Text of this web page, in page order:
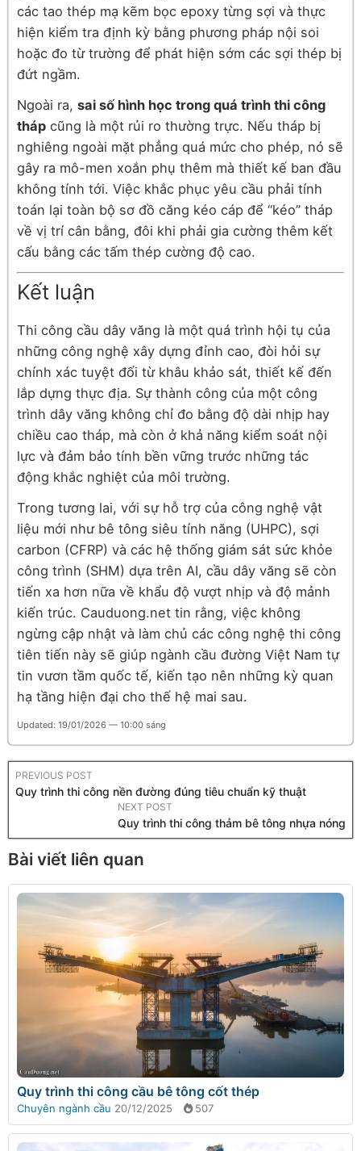
các tao thép mạ kẽm bọc epoxy từng sợi và thực
hiện kiểm tra định kỳ bằng phương pháp nội soi
hoặc đo từ trường để phát hiện sớm các sợi thép bị
đứt ngầm.
Ngoài ra, sai số hình học trong quá trình thi công
tháp cũng là một rủi ro thường trực. Nếu tháp bị
nghiêng ngoài mặt phẳng quá mức cho phép, nó sẽ
gây ra mô-men xoắn phụ thêm mà thiết kế ban đầu
không tính tới. Việc khắc phục yêu cầu phải tính
toán lại toàn bộ sơ đồ căng kéo cáp để “kéo” tháp
về vị trí cân bằng, đôi khi phải gia cường thêm kết
cấu bằng các tấm thép cường độ cao.
Kết luận
Thi công cầu dây văng là một quá trình hội tụ của
những công nghệ xây dựng đỉnh cao, đòi hỏi sự
chính xác tuyệt đối từ khâu khảo sát, thiết kế đến
lắp dựng thực địa. Sự thành công của một công
trình dây văng không chỉ đo bằng độ dài nhịp hay
chiều cao tháp, mà còn ở khả năng kiểm soát nội
lực và đảm bảo tính bền vững trước những tác
động khắc nghiệt của môi trường.
Trong tương lai, với sự hỗ trợ của công nghệ vật
liệu mới như bê tông siêu tính năng (UHPC), sợi
carbon (CFRP) và các hệ thống giám sát sức khỏe
công trình (SHM) dựa trên AI, cầu dây văng sẽ còn
tiến xa hơn nữa về khẩu độ vượt nhịp và độ mảnh
kiến trúc. Cauduong.net tin rằng, việc không
ngừng cập nhật và làm chủ các công nghệ thi công
tiên tiến này sẽ giúp ngành cầu đường Việt Nam tự
tin vươn tầm quốc tế, kiến tạo nên những kỳ quan
hạ tầng hiện đại cho thế hệ mai sau.
Updated: 19/01/2026 — 10:00 sáng
PREVIOUS POST
Quy trình thi công nền đường đúng tiêu chuẩn kỹ thuật
NEXT POST
Quy trình thi công thảm bê tông nhựa nóng
Bài viết liên quan
Quy trình thi công cầu bê tông cốt thép
Chuyên ngành cầu 20/12/2025 507